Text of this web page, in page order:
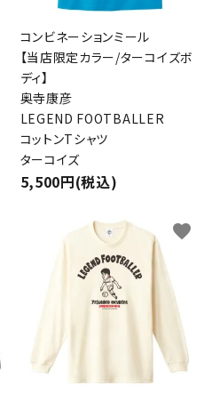
コンビネーションミール
【当店限定カラー/ターコイズボ
ディ】
奥寺康彦
LEGEND FOOTBALLER
コットンTシャツ
ターコイズ
5,500円(税込)
favorite